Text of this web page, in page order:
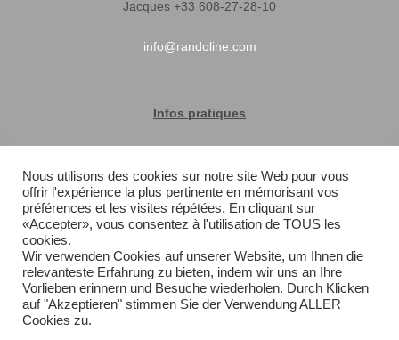
Jacques +33 608-27-28-10
info@randoline.com
Infos pratiques
Conditions générales de vente
Livraison rapide
Plan du site
Nous utilisons des cookies sur notre site Web pour vous
offrir l'expérience la plus pertinente en mémorisant vos
préférences et les visites répétées. En cliquant sur
«Accepter», vous consentez à l'utilisation de TOUS les
cookies.
Wir verwenden Cookies auf unserer Website, um Ihnen die
relevanteste Erfahrung zu bieten, indem wir uns an Ihre
Vorlieben erinnern und Besuche wiederholen. Durch Klicken
auf "Akzeptieren" stimmen Sie der Verwendung ALLER
Cookies zu.